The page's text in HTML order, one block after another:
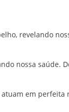
revelando
nossa saúde.
em perfeita